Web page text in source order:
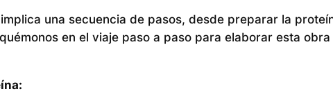
una secuencia de pasos, desde preparar la
en el viaje paso a paso para elaborar esta